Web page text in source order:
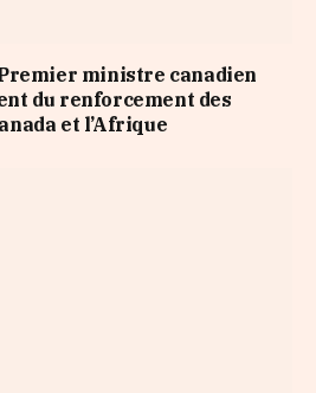
ministre canadien
du renforcement des
et l’Afrique